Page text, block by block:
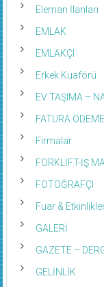
Eleman İlanları
EMLAK
EMLAKÇI
Erkek Kuaförü
EV TAŞIMA –
FATURA
Firmalar
FORKLİFT-İŞ
FOTOĞRAFÇI
Fuar &
GALERİ
GAZETE –
GELİNLİK